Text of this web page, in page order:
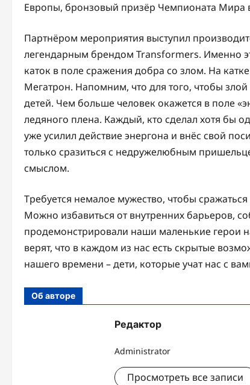
Европы, бронзовый призёр Чемпионата Мира
Партнёром мероприятия выступил
легендарным брендом Transformers. Именно
каток в поле сражения добра со злом. На
Мегатрон. Напомним, что для того, чтобы
детей. Чем больше человек окажется в поле
ледяного плена. Каждый, кто сделал хотя бы
уже усилил действие энергона и внёс свой
только сразиться с недружелюбным
смыслом.
Требуется немалое мужество, чтобы
Можно избавиться от внутренних барьеров,
продемонстрировали наши маленькие герои
верят, что в каждом из нас есть скрытые
нашего времени – дети, которые учат нас с
Об авторе
Редактор
Administrator
Просмотреть все записи